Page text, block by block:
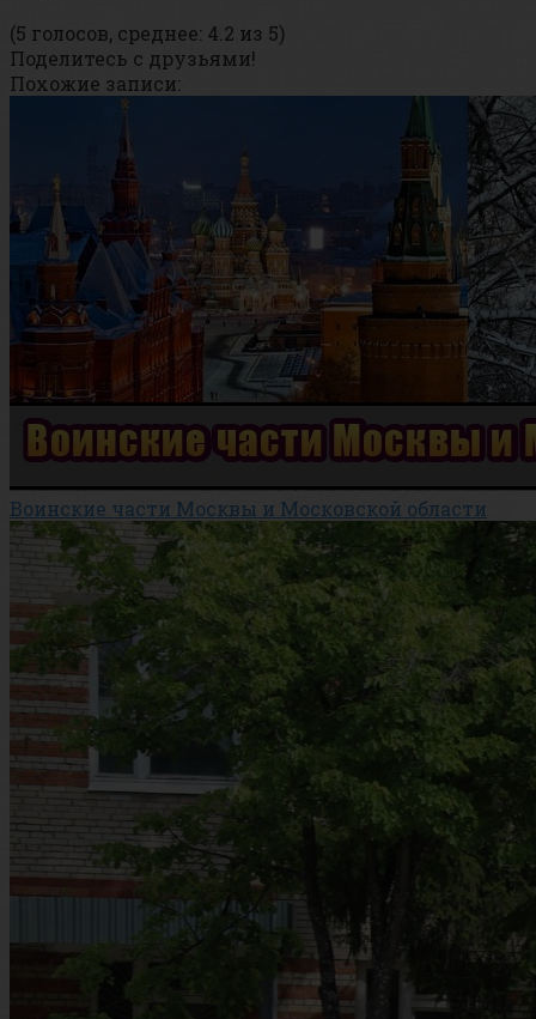
(5 голосов, среднее: 4.2 из 5)
Поделитесь с друзьями!
Похожие записи:
Воинские части Москвы и Московской области